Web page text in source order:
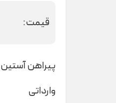
قیمت:
پیراهن آستین
وارداتی